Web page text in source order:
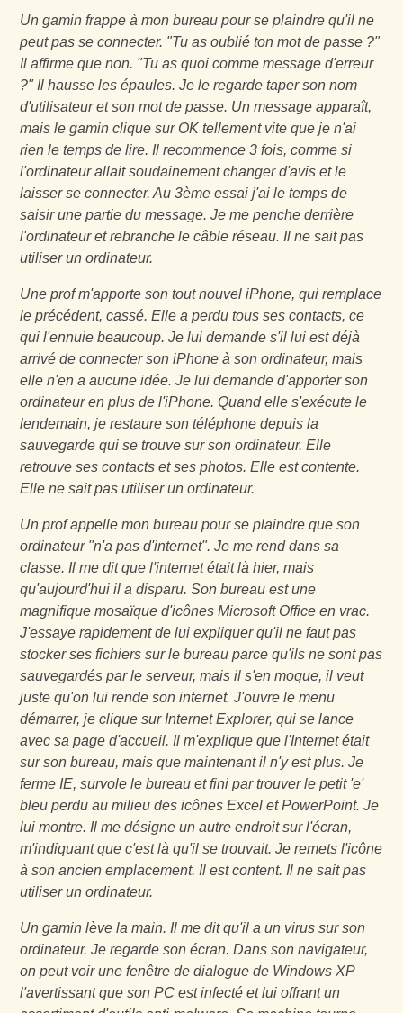
Un gamin frappe à mon bureau pour se plaindre qu'il ne
peut pas se connecter. "Tu as oublié ton mot de passe ?"
Il affirme que non. "Tu as quoi comme message d'erreur
?" Il hausse les épaules. Je le regarde taper son nom
d'utilisateur et son mot de passe. Un message apparaît,
mais le gamin clique sur OK tellement vite que je n'ai
rien le temps de lire. Il recommence 3 fois, comme si
l'ordinateur allait soudainement changer d'avis et le
laisser se connecter. Au 3ème essai j'ai le temps de
saisir une partie du message. Je me penche derrière
l'ordinateur et rebranche le câble réseau. Il ne sait pas
utiliser un ordinateur.
Une prof m'apporte son tout nouvel iPhone, qui remplace
le précédent, cassé. Elle a perdu tous ses contacts, ce
qui l'ennuie beaucoup. Je lui demande s'il lui est déjà
arrivé de connecter son iPhone à son ordinateur, mais
elle n'en a aucune idée. Je lui demande d'apporter son
ordinateur en plus de l'iPhone. Quand elle s'exécute le
lendemain, je restaure son téléphone depuis la
sauvegarde qui se trouve sur son ordinateur. Elle
retrouve ses contacts et ses photos. Elle est contente.
Elle ne sait pas utiliser un ordinateur.
Un prof appelle mon bureau pour se plaindre que son
ordinateur "n'a pas d'internet". Je me rend dans sa
classe. Il me dit que l'internet était là hier, mais
qu'aujourd'hui il a disparu. Son bureau est une
magnifique mosaïque d'icônes Microsoft Office en vrac.
J'essaye rapidement de lui expliquer qu'il ne faut pas
stocker ses fichiers sur le bureau parce qu'ils ne sont pas
sauvegardés par le serveur, mais il s'en moque, il veut
juste qu'on lui rende son internet. J'ouvre le menu
démarrer, je clique sur Internet Explorer, qui se lance
avec sa page d'accueil. Il m'explique que l'Internet était
sur son bureau, mais que maintenant il n'y est plus. Je
ferme IE, survole le bureau et fini par trouver le petit 'e'
bleu perdu au milieu des icônes Excel et PowerPoint. Je
lui montre. Il me désigne un autre endroit sur l'écran,
m'indiquant que c'est là qu'il se trouvait. Je remets l'icône
à son ancien emplacement. Il est content. Il ne sait pas
utiliser un ordinateur.
Un gamin lève la main. Il me dit qu'il a un virus sur son
ordinateur. Je regarde son écran. Dans son navigateur,
on peut voir une fenêtre de dialogue de Windows XP
l'avertissant que son PC est infecté et lui offrant un